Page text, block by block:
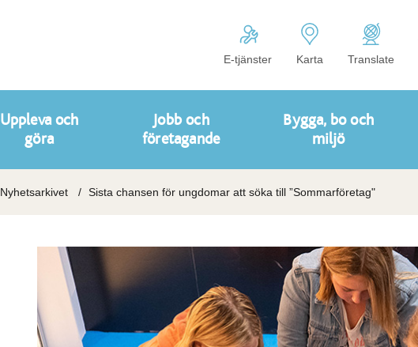
E-tjänster Karta Translate
Uppleva och
göra
Jobb och
företagande
Bygga, bo och
miljö
Nyhetsarkivet Sista chansen för ungdomar att söka till ”Sommarföretag"